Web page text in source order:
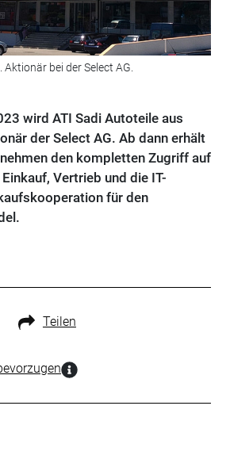
bei der Select AG.
wird ATI Sadi Autoteile aus
der Select AG. Ab dann erhält
den kompletten Zugriff auf
Vertrieb und die IT-
für den
Teilen